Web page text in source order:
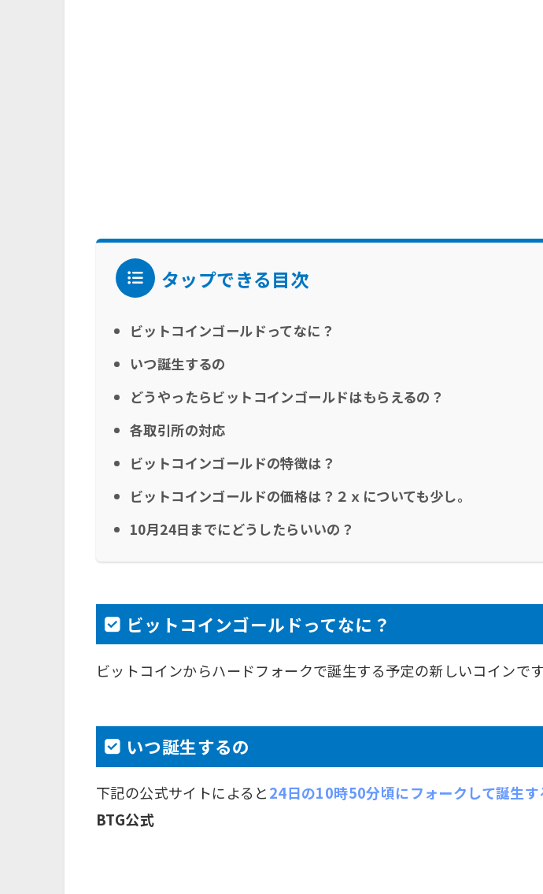
タップできる目次
ビットコインゴールドってなに？
いつ誕生するの
どうやったらビットコインゴールドはもらえるの？
各取引所の対応
ビットコインゴールドの特徴は？
ビットコインゴールドの価格は？２ｘについても少し。
10月24日までにどうしたらいいの？
ビットコインゴールドってなに？
ビットコインからハードフォークで誕生する予定の新しいコインです
いつ誕生するの
下記の公式サイトによると24日の10時50分頃にフォークして誕生す
BTG公式